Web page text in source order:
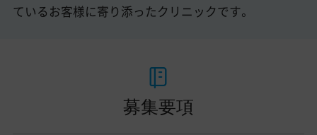
ているお客様に寄り添ったクリニックです。
募集要項